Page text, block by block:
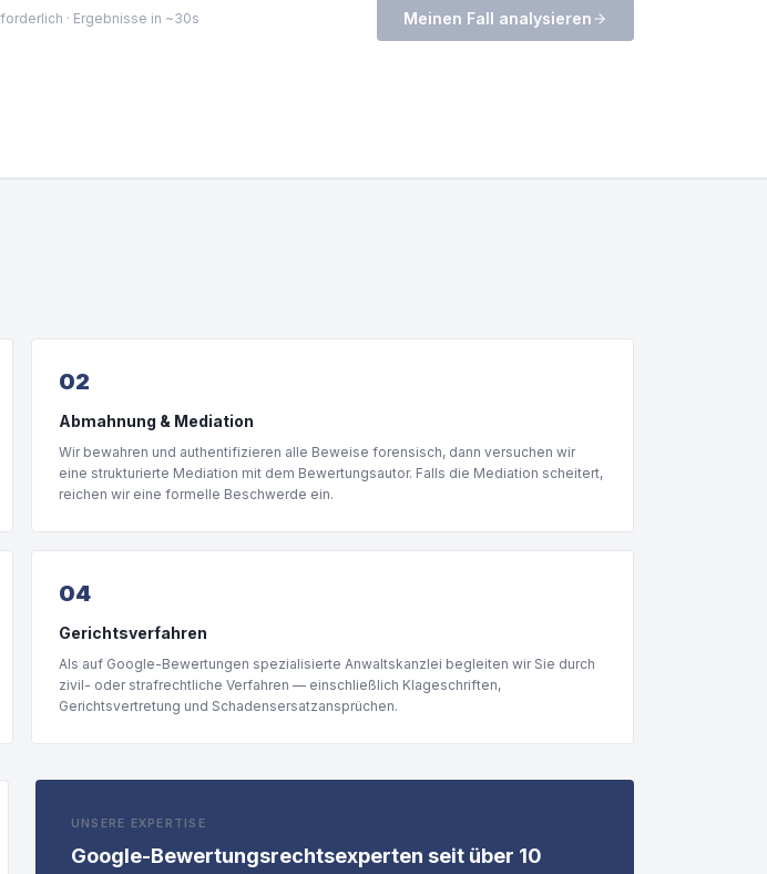
· Ergebnisse in ~30s Meinen Fall analysieren
02
Abmahnung & Mediation
Wir bewahren und authentifizieren alle Beweise forensisch, dann versuchen wir
eine strukturierte Mediation mit dem Bewertungsautor. Falls die Mediation scheitert,
reichen wir eine formelle Beschwerde ein.
04
Gerichtsverfahren
Als auf Google-Bewertungen spezialisierte Anwaltskanzlei begleiten wir Sie durch
zivil- oder strafrechtliche Verfahren — einschließlich Klageschriften,
Gerichtsvertretung und Schadensersatzansprüchen.
UNSERE EXPERTISE
Google-Bewertungsrechtsexperten seit über 10